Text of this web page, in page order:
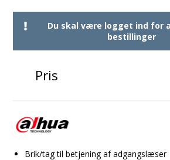
Du skal være logget ind for
bestillinger
Pris
Brik/tag til betjening af adgangslæser